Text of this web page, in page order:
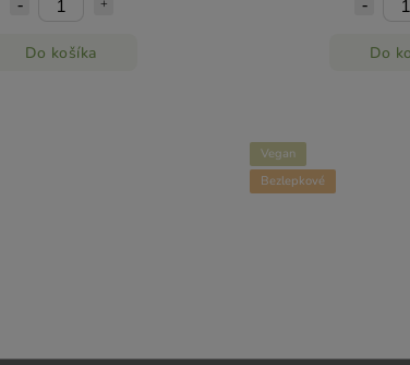
Do košíka Do
Vegan
Bezlepkové